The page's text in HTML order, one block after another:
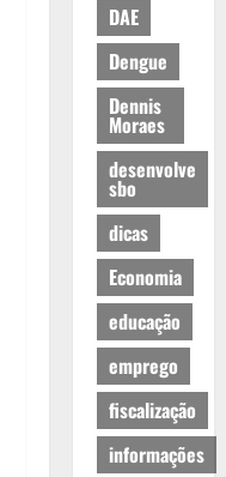
DAE
Dengue
Dennis
Moraes
desenvolve
sbo
dicas
Economia
educação
emprego
fiscalização
informações